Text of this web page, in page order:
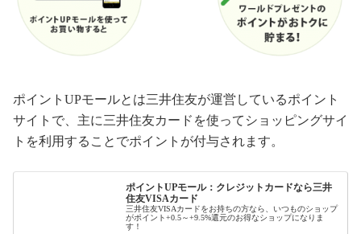
ポイントUPモールとは三井住友が運営しているポイント
サイトで、主に三井住友カードを使ってショッピングサイ
トを利用することでポイントが付与されます。
ポイントUPモール：クレジットカードなら三井
住友VISAカード
三井住友VISAカードをお持ちの方なら、いつものショップ
がポイント+0.5～+9.5%還元のお得なショップになりま
す！